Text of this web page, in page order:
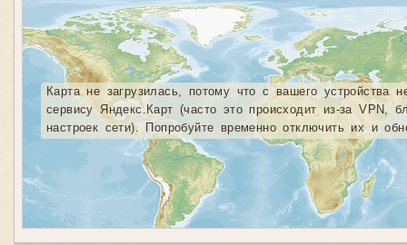
Карта не загрузилась, потому что с вашего устройства
сервису Яндекс.Карт (часто это происходит из-за VPN,
настроек сети). Попробуйте временно отключить их и